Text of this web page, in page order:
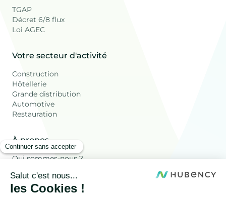
TGAP
Décret 6/8 flux
Loi AGEC
Votre secteur d'activité
Construction
Hôtellerie
Grande distribution
Automotive
Restauration
À propos
Qui sommes-nous ?
Ressources